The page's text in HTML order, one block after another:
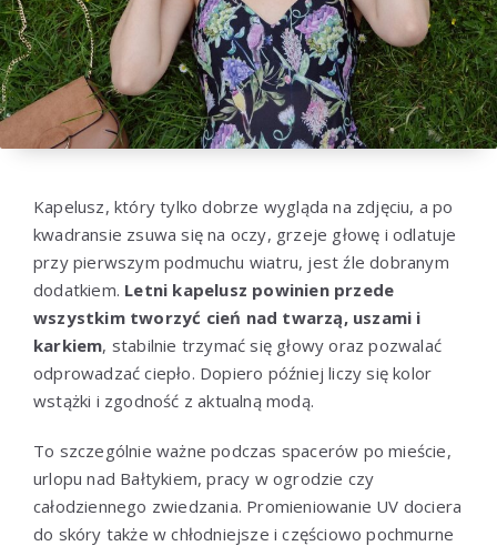
Kapelusz, który tylko dobrze wygląda na zdjęciu, a po
kwadransie zsuwa się na oczy, grzeje głowę i odlatuje
przy pierwszym podmuchu wiatru, jest źle dobranym
dodatkiem. Letni kapelusz powinien przede
wszystkim tworzyć cień nad twarzą, uszami i
karkiem, stabilnie trzymać się głowy oraz pozwalać
odprowadzać ciepło. Dopiero później liczy się kolor
wstążki i zgodność z aktualną modą.
To szczególnie ważne podczas spacerów po mieście,
urlopu nad Bałtykiem, pracy w ogrodzie czy
całodziennego zwiedzania. Promieniowanie UV dociera
do skóry także w chłodniejsze i częściowo pochmurne